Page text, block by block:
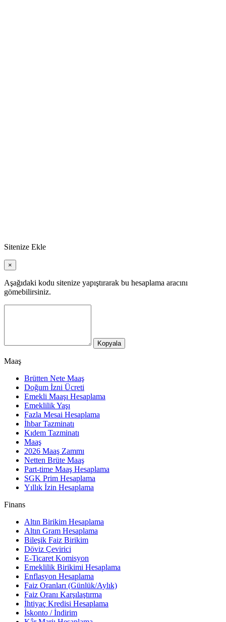
Sitenize Ekle
×
Aşağıdaki kodu sitenize yapıştırarak bu hesaplama aracını
gömebilirsiniz.
Kopyala
Maaş
Brütten Nete Maaş
Doğum İzni Ücreti
Emekli Maaşı Hesaplama
Emeklilik Yaşı
Fazla Mesai Hesaplama
İhbar Tazminatı
Kıdem Tazminatı
Maaş
2026 Maaş Zammı
Netten Brüte Maaş
Part-time Maaş Hesaplama
SGK Prim Hesaplama
Yıllık İzin Hesaplama
Finans
Altın Birikim Hesaplama
Altın Gram Hesaplama
Bileşik Faiz Birikim
Döviz Çevirici
E-Ticaret Komisyon
Emeklilik Birikimi Hesaplama
Enflasyon Hesaplama
Faiz Oranları (Günlük/Aylık)
Faiz Oranı Karşılaştırma
İhtiyaç Kredisi Hesaplama
İskonto / İndirim